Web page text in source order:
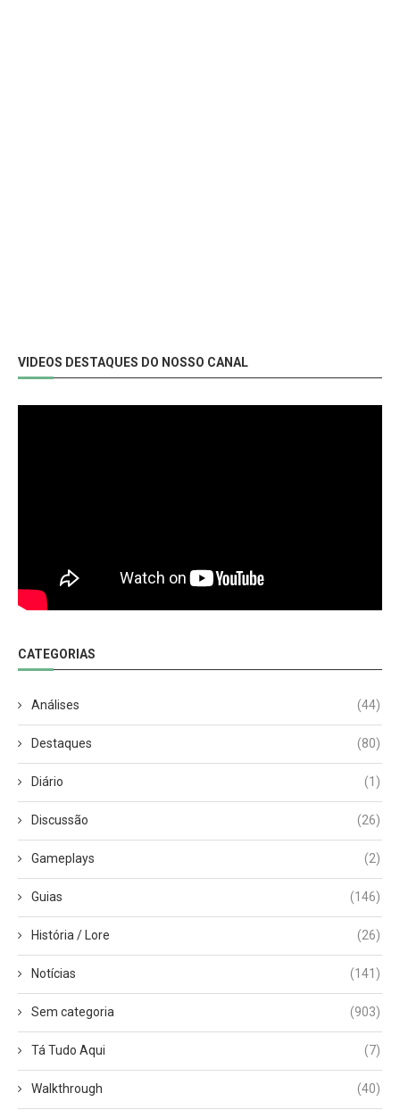
VIDEOS DESTAQUES DO NOSSO CANAL
CATEGORIAS
Análises (44)
Destaques (80)
Diário (1)
Discussão (26)
Gameplays (2)
Guias (146)
História / Lore (26)
Notícias (141)
Sem categoria (903)
Tá Tudo Aqui (7)
Walkthrough (40)